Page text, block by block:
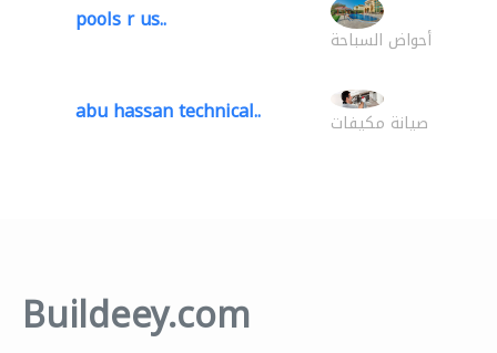
pools r us..
أحواض السباحة
abu hassan technical.. صيانة مكيفات
Buildeey.com